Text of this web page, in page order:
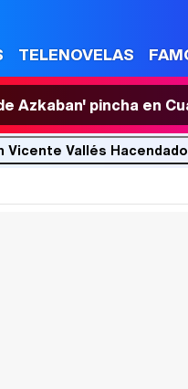
TELENOVELAS
Azkaban' pincha en
Vallés